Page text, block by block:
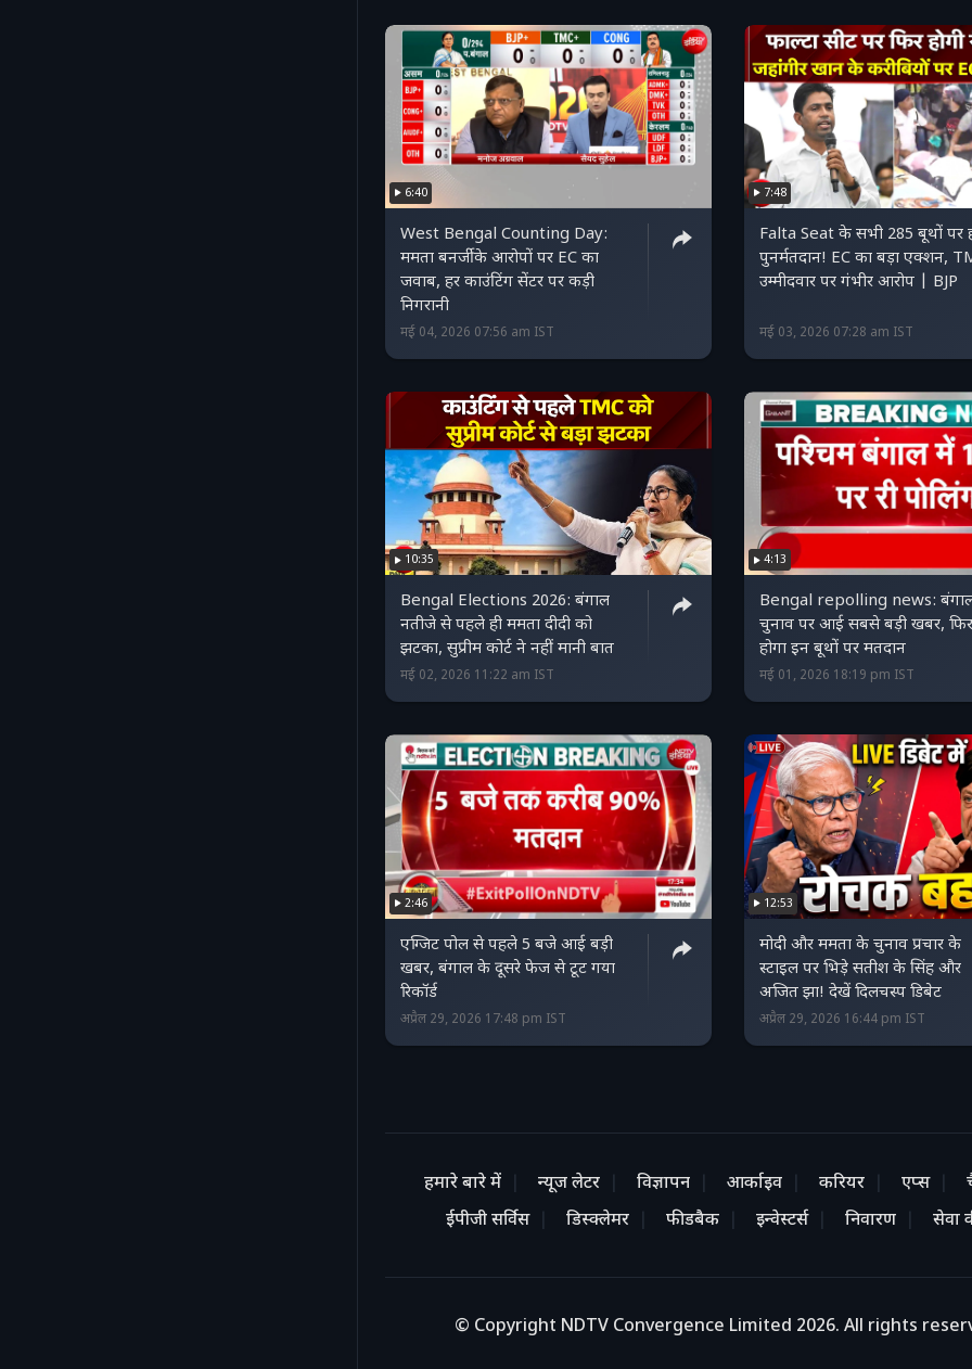
6:40
West Bengal Counting Day:
ममता बनर्जी के आरोपों पर EC का
जवाब, हर काउंटिंग सेंटर पर कड़ी
निगरानी
मई 04, 2026 07:56 am IST
7:48
Falta Seat के सभी 285 बूथों पर
पुनर्मतदान! EC का बड़ा एक्शन,
उम्मीदवार पर गंभीर आरोप | BJP
मई 03, 2026 07:28 am IST
10:35
Bengal Elections 2026: बंगाल
नतीजे से पहले ही ममता दीदी को
झटका, सुप्रीम कोर्ट ने नहीं मानी बात
मई 02, 2026 11:22 am IST
4:13
Bengal repolling news:
चुनाव पर आई सबसे बड़ी खबर, फिर
होगा इन बूथों पर मतदान
मई 01, 2026 18:19 pm IST
2:46
एग्जिट पोल से पहले 5 बजे आई बड़ी
खबर, बंगाल के दूसरे फेज से टूट गया
रिकॉर्ड
अप्रैल 29, 2026 17:48 pm IST
12:53
मोदी और ममता के चुनाव प्रचार के
स्टाइल पर भिड़े सतीश के सिंह और
अजित झा! देखें दिलचस्प डिबेट
अप्रैल 29, 2026 16:44 pm IST
हमारे बारे में न्यूज लेटर विज्ञापन आर्काइव करियर एप्स
ईपीजी सर्विस
डिस्क्लेमर फीडबैक इन्वेस्टर्स निवारण सेवा
© Copyright NDTV Convergence Limited 2026. All rights